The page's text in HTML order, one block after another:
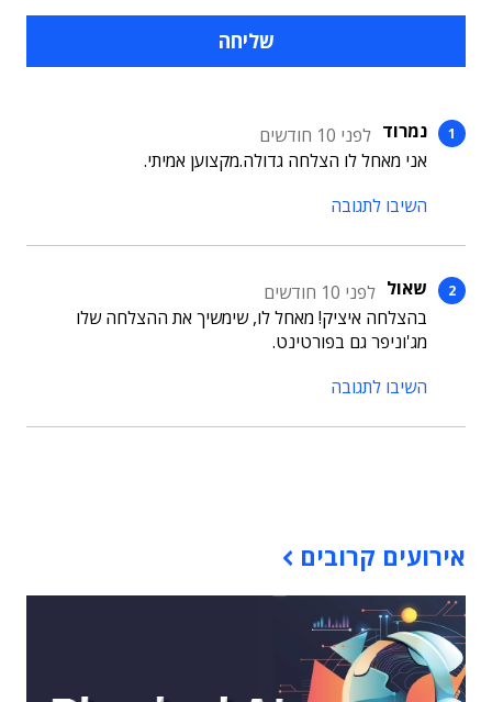
נמרוד לפני 10 חודשים
אני מאחל לו הצלחה גדולה.מקצוען אמיתי.
השיבו לתגובה
שאול לפני 10 חודשים
בהצלחה איציק! מאחל לו, שימשיך את ההצלחה שלו
מג'וניפר גם בפורטינט.
השיבו לתגובה
אירועים קרובים